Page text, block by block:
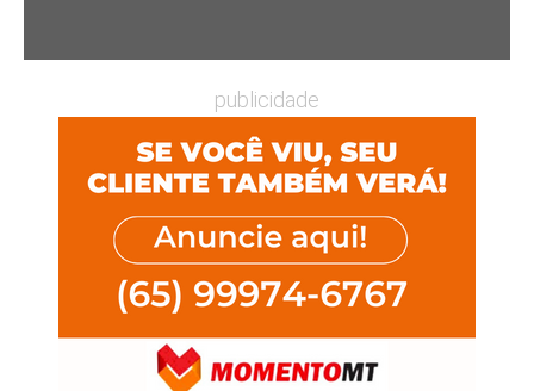
publicidade